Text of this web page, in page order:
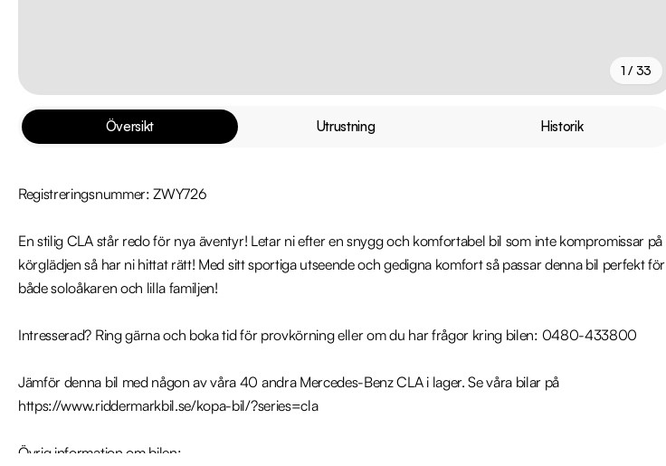
1 / 33
Översikt Utrustning Historik
Registreringsnummer: ZWY726
En stilig CLA står redo för nya äventyr! Letar ni efter en snygg och komfortabel bil som inte kompromissar på
körglädjen så har ni hittat rätt! Med sitt sportiga utseende och gedigna komfort så passar denna bil perfekt för
både soloåkaren och lilla familjen!
Intresserad? Ring gärna och boka tid för provkörning eller om du har frågor kring bilen: 0480-433800
Jämför denna bil med någon av våra 40 andra Mercedes-Benz CLA i lager. Se våra bilar på
https://www.riddermarkbil.se/kopa-bil/?series=cla
Övrig information om bilen: